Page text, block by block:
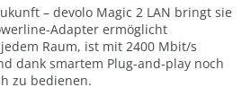
– devolo Magic 2 LAN bringt sie
Adapter ermöglicht
Raum, ist mit 2400 Mbit/s
dank smartem Plug-and-play noch
zu bedienen.